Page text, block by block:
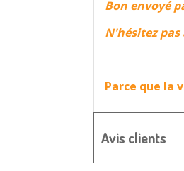
Bon envoyé
N'hésitez
Parce que la
Avis clients